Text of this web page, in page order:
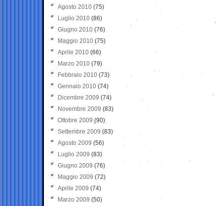
Agosto 2010 (75)
Luglio 2010 (86)
Giugno 2010 (76)
Maggio 2010 (75)
Aprile 2010 (66)
Marzo 2010 (79)
Febbraio 2010 (73)
Gennaio 2010 (74)
Dicembre 2009 (74)
Novembre 2009 (83)
Ottobre 2009 (90)
Settembre 2009 (83)
Agosto 2009 (56)
Luglio 2009 (83)
Giugno 2009 (76)
Maggio 2009 (72)
Aprile 2009 (74)
Marzo 2009 (50)